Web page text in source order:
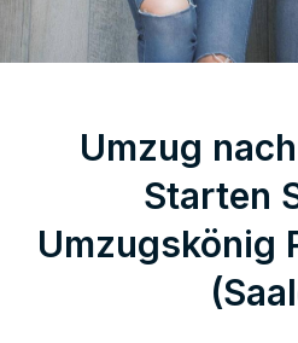
Umzug
Starten
Umzugskönig